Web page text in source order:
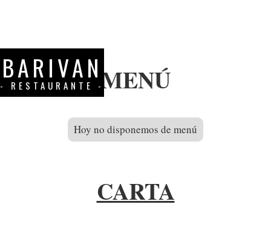
BARIVAN
- RESTAURANTE - MENÚ
Hoy no disponemos de menú
CARTA